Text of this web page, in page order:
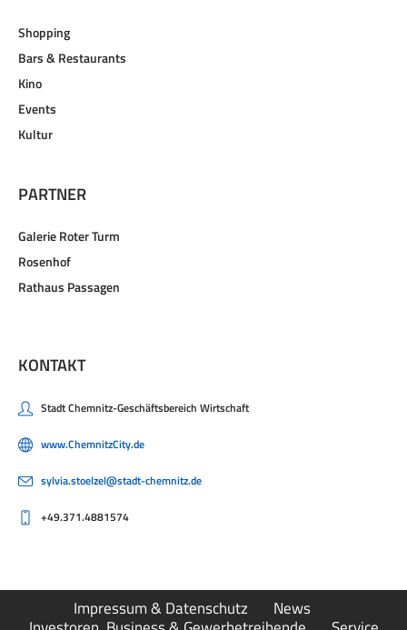
Shopping
Bars & Restaurants
Kino
Events
Kultur
PARTNER
Galerie Roter Turm
Rosenhof
Rathaus Passagen
KONTAKT
Stadt Chemnitz-Geschäftsbereich Wirtschaft
www.ChemnitzCity.de
sylvia.stoelzel@stadt-chemnitz.de
+49.371.4881574
Impressum & Datenschutz
News